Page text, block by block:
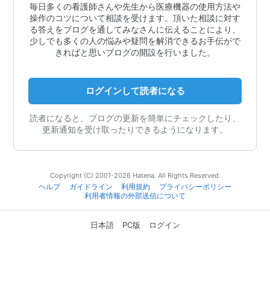
毎日多くの看護師さんや先生から医療機器の使用方法や
操作のコツについて相談を受けます。頂いた相談に対す
る答えをブログを通してみなさんに伝えることにより、
少しでも多くの人の悩みや疑問を解消できるお手伝がで
きればと思いブログの開設を行いました。
ログインして読者になる
読者になると、ブログの更新を簡単にチェックしたり、
更新通知を受け取ったりできるようになります。
Copyright (C) 2001-2026 Hatena. All Rights Reserved.
ヘルプ
ガイドライン 利用規約
プライバシーポリシー
利用者情報の外部送信について
日本語 PC版 ログイン